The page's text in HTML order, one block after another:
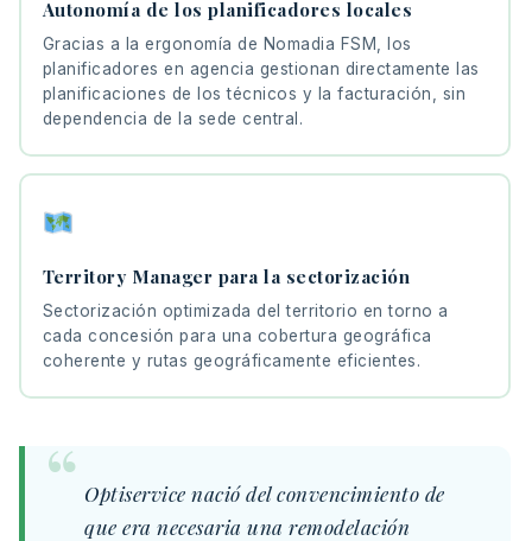
Autonomía de los planificadores locales
Gracias a la ergonomía de Nomadia FSM, los
planificadores en agencia gestionan directamente las
planificaciones de los técnicos y la facturación, sin
dependencia de la sede central.
Territory Manager para la sectorización
Sectorización optimizada del territorio en torno a
cada concesión para una cobertura geográfica
coherente y rutas geográficamente eficientes.
Optiservice nació del convencimiento de
que era necesaria una remodelación